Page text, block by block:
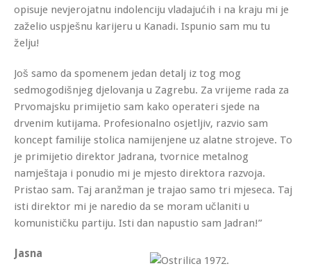
opisuje nevjerojatnu indolenciju vladajućih i na kraju mi je
zaželio uspješnu karijeru u Kanadi. Ispunio sam mu tu
želju!
Još samo da spomenem jedan detalj iz tog mog
sedmogodišnjeg djelovanja u Zagrebu. Za vrijeme rada za
Prvomajsku primijetio sam kako operateri sjede na
drvenim kutijama. Profesionalno osjetljiv, razvio sam
koncept familije stolica namijenjene uz alatne strojeve. To
je primijetio direktor Jadrana, tvornice metalnog
namještaja i ponudio mi je mjesto direktora razvoja.
Pristao sam. Taj aranžman je trajao samo tri mjeseca. Taj
isti direktor mi je naredio da se moram učlaniti u
komunističku partiju. Isti dan napustio sam Jadran!”
Jasna